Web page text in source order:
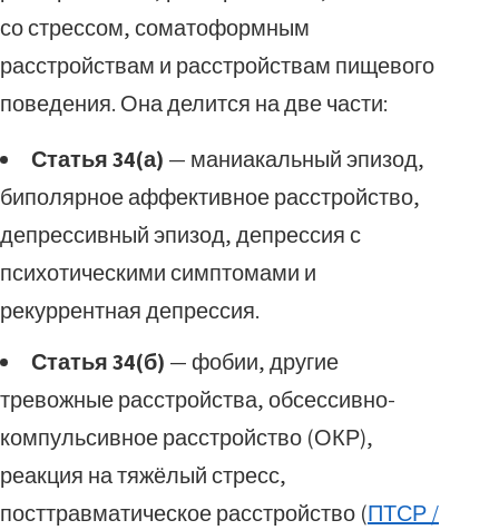
со стрессом, соматоформным
расстройствам и расстройствам пищевого
поведения. Она делится на две части:
Статья 34(а) — маниакальный эпизод,
биполярное аффективное расстройство,
депрессивный эпизод, депрессия с
психотическими симптомами и
рекуррентная депрессия.
Статья 34(б) — фобии, другие
тревожные расстройства, обсессивно-
компульсивное расстройство (ОКР),
реакция на тяжёлый стресс,
посттравматическое расстройство (ПТСР /